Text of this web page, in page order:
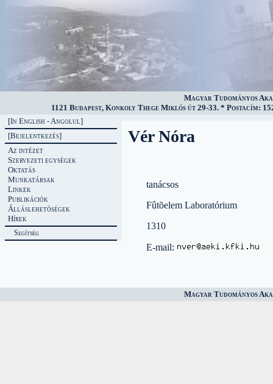
Magyar Tudományos
1121 Budapest, Konkoly Thege Miklós út 29-33. * Postacím:
[In English - Angolul]
[Bejelentkezés]
Az intézet
Szervezeti egységek
Oktatás
Munkatársak
Linkek
Publikációk
Álláslehetõségek
Hírek
Segítség
Vér Nóra
tanácsos
Fûtõelem Laboratórium
1310
E-mail:
Magyar Tudományos